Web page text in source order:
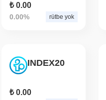
₺ 0.00
0.00% rütbe yok
INDEX20
₺ 0.00